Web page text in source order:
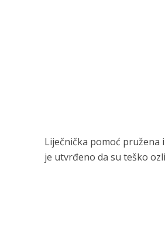
Liječnička pomoć pružena
je utvrđeno da su teško